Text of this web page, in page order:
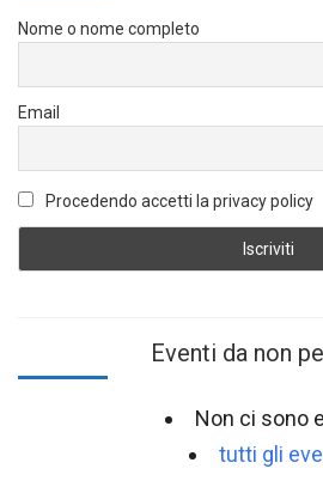
Nome o nome completo
Email
Procedendo accetti la privacy policy
Eventi da non
Non ci sono
tutti gli